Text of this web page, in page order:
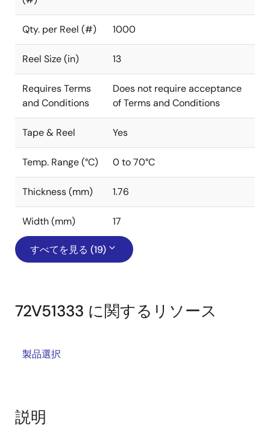
Qty. per Reel (#) 1000
Reel Size (in) 13
Requires Terms
and Conditions
Does not require acceptance
of Terms and Conditions
Tape & Reel Yes
Temp. Range (°C) 0 to 70°C
Thickness (mm) 1.76
Width (mm) 17
すべてを見る (19)
72V51333 に関するリソース
製品選択
説明